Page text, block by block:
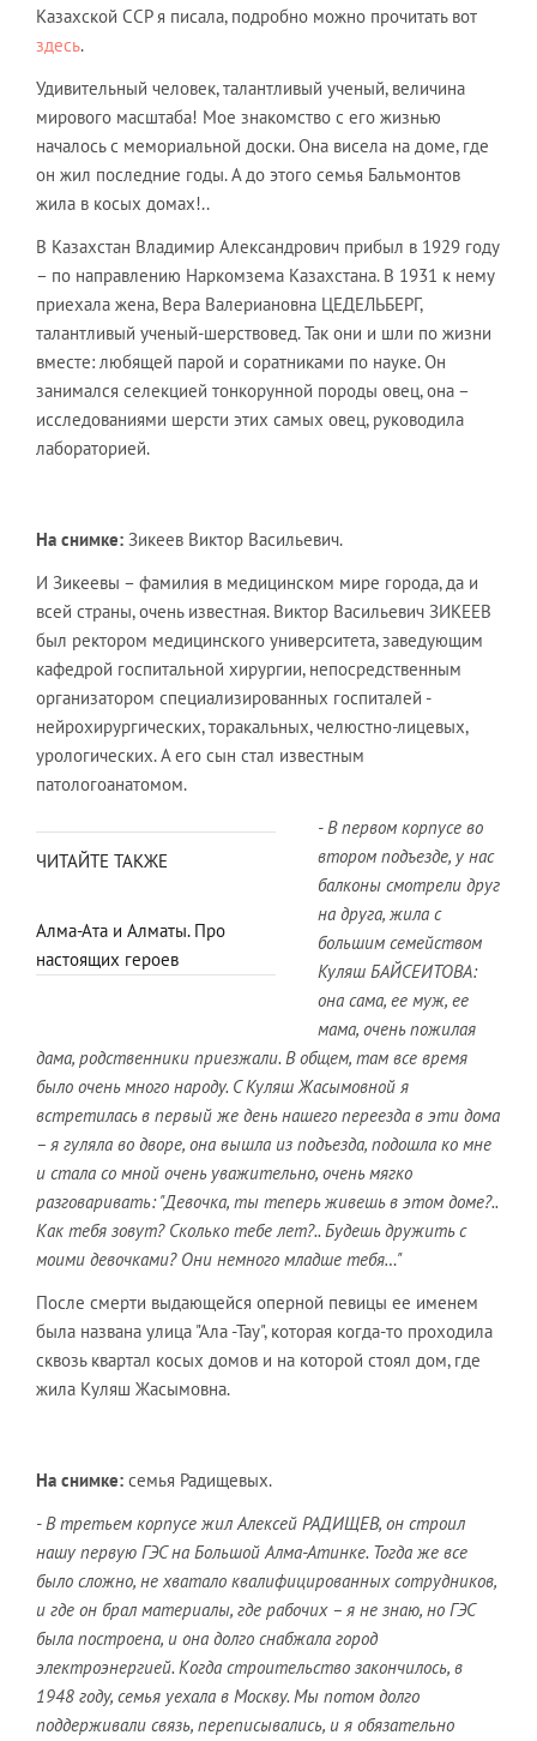
Казахской ССР я писала, подробно можно прочитать вот
здесь.
Удивительный человек, талантливый ученый, величина
мирового масштаба! Мое знакомство с его жизнью
началось с мемориальной доски. Она висела на доме, где
он жил последние годы. А до этого семья Бальмонтов
жила в косых домах!..
В Казахстан Владимир Александрович прибыл в 1929 году
– по направлению Наркомзема Казахстана. В 1931 к нему
приехала жена, Вера Валериановна ЦЕДЕЛЬБЕРГ,
талантливый ученый-шерствовед. Так они и шли по жизни
вместе: любящей парой и соратниками по науке. Он
занимался селекцией тонкорунной породы овец, она –
исследованиями шерсти этих самых овец, руководила
лабораторией.
На снимке: Зикеев Виктор Васильевич.
И Зикеевы – фамилия в медицинском мире города, да и
всей страны, очень известная. Виктор Васильевич ЗИКЕЕВ
был ректором медицинского университета, заведующим
кафедрой госпитальной хирургии, непосредственным
организатором специализированных госпиталей -
нейрохирургических, торакальных, челюстно-лицевых,
урологических. А его сын стал известным
патологоанатомом.
ЧИТАЙТЕ ТАКЖЕ
Алма-Ата и Алматы. Про
настоящих героев
- В первом корпусе во
втором подъезде, у нас
балконы смотрели друг
на друга, жила с
большим семейством
Куляш БАЙСЕИТОВА:
она сама, ее муж, ее
мама, очень пожилая
дама, родственники приезжали. В общем, там все время
было очень много народу. С Куляш Жасымовной я
встретилась в первый же день нашего переезда в эти дома
– я гуляла во дворе, она вышла из подъезда, подошла ко мне
и стала со мной очень уважительно, очень мягко
разговаривать: "Девочка, ты теперь живешь в этом доме?..
Как тебя зовут? Сколько тебе лет?.. Будешь дружить с
моими девочками? Они немного младше тебя…"
После смерти выдающейся оперной певицы ее именем
была названа улица "Ала -Тау", которая когда-то проходила
сквозь квартал косых домов и на которой стоял дом, где
жила Куляш Жасымовна.
На снимке: семья Радищевых.
- В третьем корпусе жил Алексей РАДИЩЕВ, он строил
нашу первую ГЭС на Большой Алма-Атинке. Тогда же все
было сложно, не хватало квалифицированных сотрудников,
и где он брал материалы, где рабочих – я не знаю, но ГЭС
была построена, и она долго снабжала город
электроэнергией. Когда строительство закончилось, в
1948 году, семья уехала в Москву. Мы потом долго
поддерживали связь, переписывались, и я обязательно